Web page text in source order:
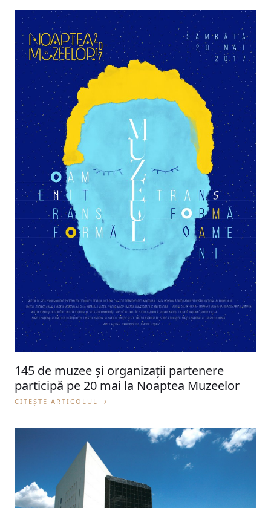
145 de muzee și organizații partenere
participă pe 20 mai la Noaptea Muzeelor
CITEȘTE ARTICOLUL →